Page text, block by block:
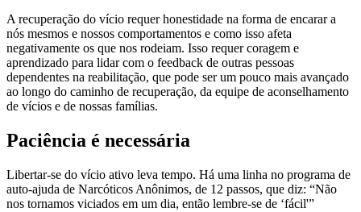
A recuperação do vício requer honestidade na forma de encarar a
nós mesmos e nossos comportamentos e como isso afeta
negativamente os que nos rodeiam. Isso requer coragem e
aprendizado para lidar com o feedback de outras pessoas
dependentes na reabilitação, que pode ser um pouco mais avançado
ao longo do caminho de recuperação, da equipe de aconselhamento
de vícios e de nossas famílias.
Paciência é necessária
Libertar-se do vício ativo leva tempo. Há uma linha no programa de
auto-ajuda de Narcóticos Anônimos, de 12 passos, que diz: “Não
nos tornamos viciados em um dia, então lembre-se de ‘fácil'”